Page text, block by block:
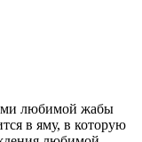
любимой жабы
в яму, в которую